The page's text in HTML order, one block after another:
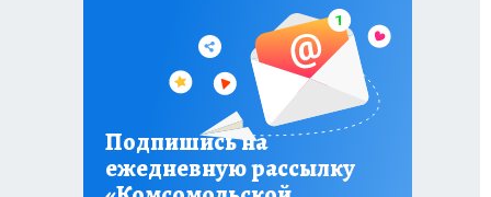
Подпишись на
ежедневную рассылку